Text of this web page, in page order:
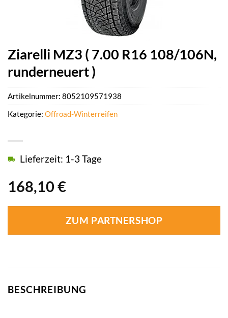
Ziarelli MZ3 ( 7.00 R16 108/106N,
runderneuert )
168,10 €
Lieferzeit: 1-3 Tage
ZUM PARTNERSHOP
Artikelnummer: 8052109571938
Kategorie: Offroad-Winterreifen
BESCHREIBUNG